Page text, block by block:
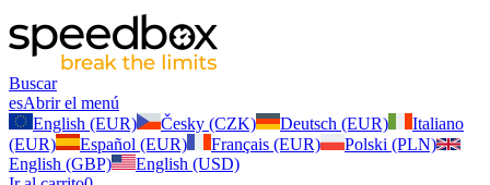
Buscar
esAbrir el menú
English (EUR)
Česky (CZK) Deutsch (EUR)
Italiano
(EUR)
Español (EUR) Français (EUR)
Polski (PLN)
English (GBP)
English (USD)